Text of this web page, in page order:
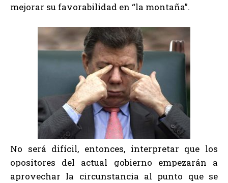
mejorar su favorabilidad en “la montaña”.
No será difícil, entonces, interpretar que los
opositores del actual gobierno empezarán a
aprovechar la circunstancia al punto que se